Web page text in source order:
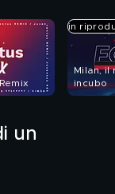
in
Milan, il
incubo
un